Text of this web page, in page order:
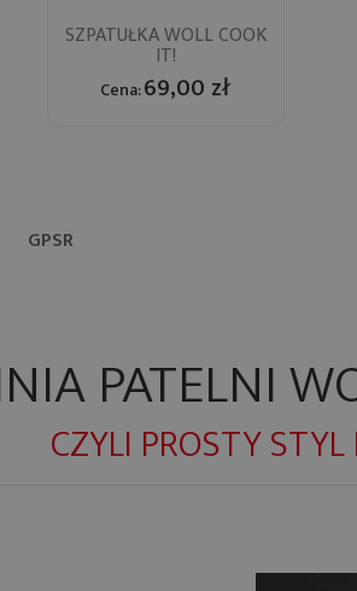
Szybki podgląd
SZPATUŁKA WOLL COOK
IT!
Cena:69,00 zł
GPSR
PATELNI
CZYLI PROSTY